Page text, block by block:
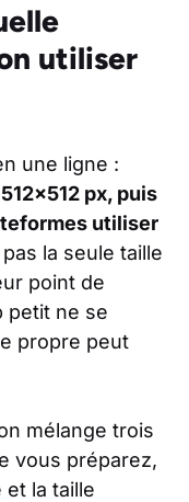
utiliser
une ligne :
px, puis
utiliser
pas la seule taille
point de
petit ne se
propre peut
mélange trois
vous préparez,
et la taille